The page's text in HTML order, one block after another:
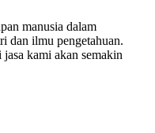
manusia dalam
dan ilmu pengetahuan.
kami akan semakin